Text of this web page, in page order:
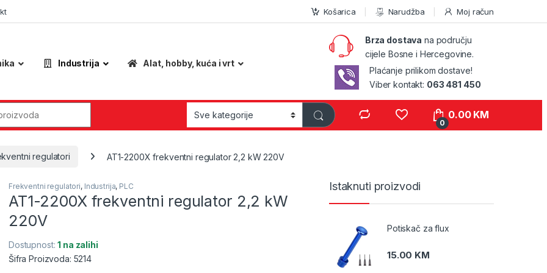
Košarica Narudžba Moj račun
Industrija Alat, hobby, kuća i vrt
Brza dostava na području
cijele Bosne i Hercegovine.
Plaćanje prilikom dostave!
Viber kontakt: 063 481 450
0
0.00 KM
regulatori AT1-2200X frekventni regulator 2,2 kW 220V
Frekventni regulatori, Industrija, PLC
AT1-2200X frekventni regulator 2,2 kW
220V
Dostupnost:1 na zalihi
Šifra Proizvoda: 5214
Istaknuti proizvodi
Potiskač za flux
15.00 KM